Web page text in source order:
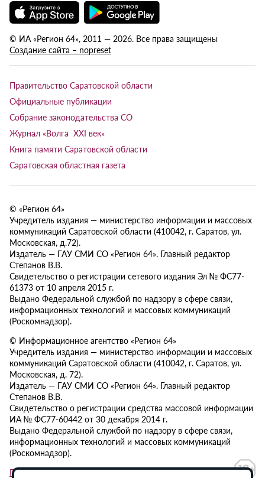
© ИА «Регион 64», 2011 — 2026. Все права защищены
Создание сайта – nopreset
Правительство Саратовской области
Официальные публикации
Собрание законодательства СО
Журнал «Волга XXI век»
Книга памяти Саратовской области
Саратовская областная газета
© «Регион 64»
Учредитель издания — министерство информации и массовых
коммуникаций Саратовской области (410042, г. Саратов, ул.
Московская, д.72).
Издатель — ГАУ СМИ СО «Регион 64». Главный редактор
Степанов В.В.
Свидетельство о регистрации сетевого издания Эл № ФС77-
61373 от 10 апреля 2015 г.
Выдано Федеральной службой по надзору в сфере связи,
информационных технологий и массовых коммуникаций
(Роскомнадзор).
© Информационное агентство «Регион 64»
Учредитель издания — министерство информации и массовых
коммуникаций Саратовской области (410042, г. Саратов, ул.
Московская, д. 72).
Издатель — ГАУ СМИ СО «Регион 64». Главный редактор
Степанов В.В.
Свидетельство о регистрации средства массовой информации
ИА № ФС77-60442 от 30 декабря 2014 г.
Выдано Федеральной службой по надзору в сфере связи,
информационных технологий и массовых коммуникаций
(Роскомнадзор).
Политика в отношении обработки персональных данных